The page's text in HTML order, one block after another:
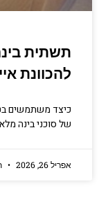
להכוונת
של סוכני בינה
אפריל 26, 2026